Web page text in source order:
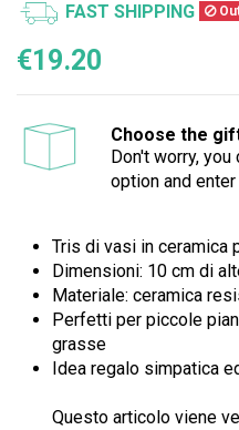
FAST SHIPPING
€19.20
Choose the
Don't worry,
option and
Tris di vasi in ceramica
Dimensioni: 10 cm di
Materiale: ceramica
Perfetti per piccole
grasse
Idea regalo simpatica
Questo articolo viene